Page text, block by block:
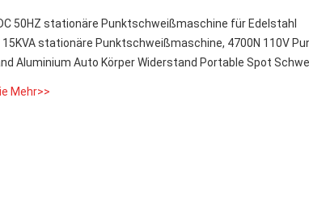
50HZ stationäre Punktschweißmaschine für Edelstahl
15KVA stationäre Punktschweißmaschine, 4700N 110V
Aluminium Auto Körper Widerstand Portable Spot
Mehr>>